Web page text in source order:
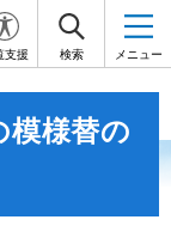
支援 検索 メニュー
模様替の